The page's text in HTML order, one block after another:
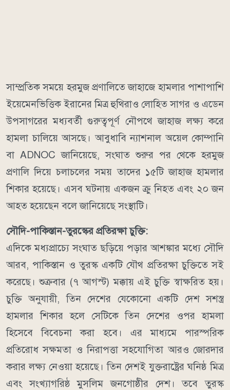
সাম্প্রতিক সময়ে হরমুজ প্রণালিতে জাহাজে হামলার পাশাপাশি
ইয়েমেনভিত্তিক ইরানের মিত্র হুথিরাও লোহিত সাগর ও এডেন
উপসাগরের মধ্যবর্তী গুরুত্বপূর্ণ নৌপথে জাহাজ লক্ষ্য করে
হামলা চালিয়ে আসছে।আবুধাবি ন্যাশনাল অয়েল কোম্পানি
বা ADNOC জানিয়েছে, সংঘাত শুরুর পর থেকে হরমুজ
প্রণালি দিয়ে চলাচলের সময় তাদের ১৫টি জাহাজ হামলার
শিকার হয়েছে। এসব ঘটনায় একজন ক্রু নিহত এবং ২০ জন
আহত হয়েছেন বলে জানিয়েছে সংস্থাটি।
সৌদি-পাকিস্তান-তুরস্কের প্রতিরক্ষা চুক্তি:
এদিকে মধ্যপ্রাচ্যে সংঘাত ছড়িয়ে পড়ার আশঙ্কার মধ্যে সৌদি
আরব, পাকিস্তান ও তুরস্ক একটি যৌথ প্রতিরক্ষা চুক্তিতে সই
করেছে। শুক্রবার (৭ আগস্ট) মক্কায় এই চুক্তি স্বাক্ষরিত হয়।
চুক্তি অনুযায়ী, তিন দেশের যেকোনো একটি দেশ সশস্ত্র
হামলার শিকার হলে সেটিকে তিন দেশের ওপর হামলা
হিসেবে বিবেচনা করা হবে। এর মাধ্যমে পারস্পরিক
প্রতিরোধ সক্ষমতা ও নিরাপত্তা সহযোগিতা আরও জোরদার
করার লক্ষ্য নেওয়া হয়েছে।তিন দেশই যুক্তরাষ্ট্রের ঘনিষ্ঠ মিত্র
এবং সংখ্যাগরিষ্ঠ মুসলিম জনগোষ্ঠীর দেশ। তবে তুরস্ক